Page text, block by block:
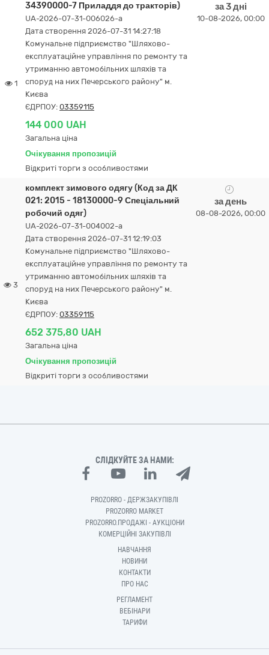
1
34390000-7 Приладдя до тракторів)
UA-2026-07-31-006026-a
Дата створення 2026-07-31 14:27:18
Комунальне підприємство "Шляхово-
експлуатаційне управління по ремонту та
утриманню автомобільних шляхів та
споруд на них Печерського району" м.
Києва
ЄДРПОУ: 03359115
144 000 UAH
Загальна ціна
Очікування пропозицій
Відкриті торги з особливостями
за 3 дні
10-08-2026, 00:00
3
комплект зимового одягу (Код за ДК
021: 2015 - 18130000-9 Спеціальний
робочий одяг)
UA-2026-07-31-004002-a
Дата створення 2026-07-31 12:19:03
Комунальне підприємство "Шляхово-
експлуатаційне управління по ремонту та
утриманню автомобільних шляхів та
споруд на них Печерського району" м.
Києва
ЄДРПОУ: 03359115
652 375,80 UAH
Загальна ціна
Очікування пропозицій
Відкриті торги з особливостями
за день
08-08-2026, 00:00
СЛІДКУЙТЕ ЗА НАМИ:
PROZORRO - ДЕРЖЗАКУПІВЛІ
PROZORRO MARKET
PROZORRO.ПРОДАЖІ - АУКЦІОНИ
КОМЕРЦІЙНІ ЗАКУПІВЛІ
НАВЧАННЯ
НОВИНИ
КОНТАКТИ
ПРО НАС
РЕГЛАМЕНТ
ВЕБІНАРИ
ТАРИФИ